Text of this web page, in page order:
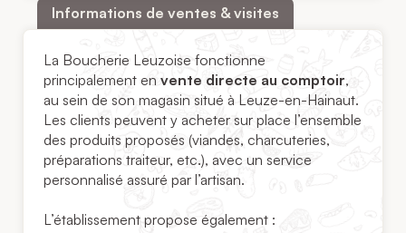
Informations de ventes & visites
La Boucherie Leuzoise fonctionne
principalement envente directe au comptoir,
au sein de son magasin situé à Leuze-en-Hainaut.
Les clients peuvent y acheter sur place l’ensemble
des produits proposés (viandes, charcuteries,
préparations traiteur, etc.), avec un service
personnalisé assuré par l’artisan.
L’établissement propose également :